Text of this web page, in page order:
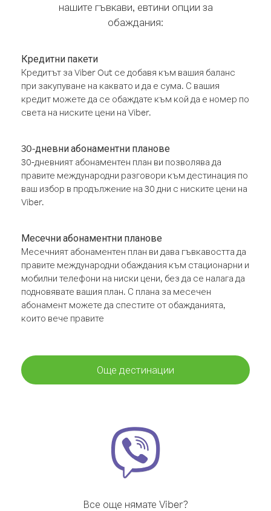
нашите гъвкави, евтини опции за
обаждания:
Кредитни пакети
Кредитът за Viber Out се добавя към вашия баланс
при закупуване на каквато и да е сума. С вашия
кредит можете да се обаждате към кой да е номер по
света на ниските цени на Viber.
30-дневни абонаментни планове
30-дневният абонаментен план ви позволява да
правите международни разговори към дестинация по
ваш избор в продължение на 30 дни с ниските цени на
Viber.
Месечни абонаментни планове
Месечният абонаментен план ви дава гъвкавостта да
правите международни обаждания към стационарни и
мобилни телефони на ниски цени, без да се налага да
подновявате вашия план. С плана за месечен
абонамент можете да спестите от обажданията,
които вече правите
Още дестинации
Все още нямате Viber?